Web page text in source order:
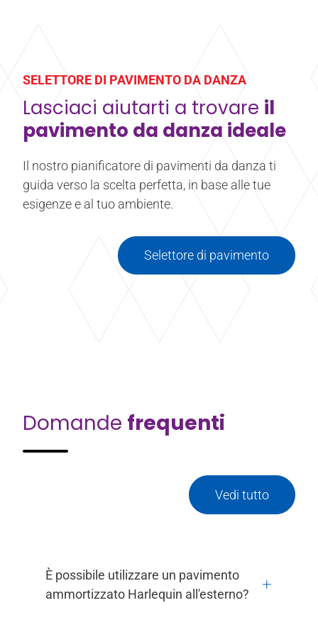
SELETTORE DI PAVIMENTO DA DANZA
Lasciaci aiutarti a trovare il
pavimento da danza ideale
Il nostro pianificatore di pavimenti da danza ti
guida verso la scelta perfetta, in base alle tue
esigenze e al tuo ambiente.
Selettore di pavimento
Domande frequenti
Vedi tutto
È possibile utilizzare un pavimento
ammortizzato Harlequin all'esterno?